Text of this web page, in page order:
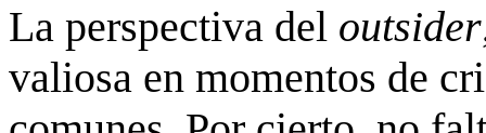
La perspectiva del outsider
valiosa en momentos de